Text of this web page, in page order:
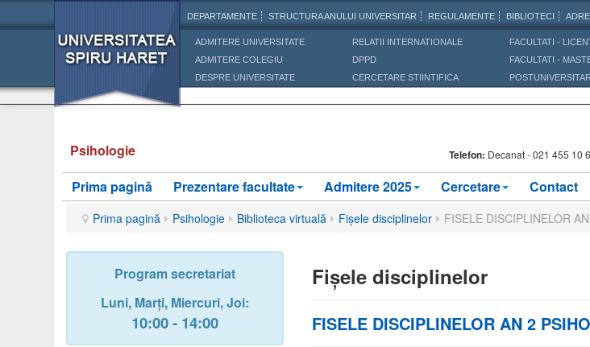
DEPARTAMENTE STRUCTURA ANULUI UNIVERSITAR REGULAMENTE BIBLIOTECI
ADMITERE UNIVERSITATE
ADMITERE COLEGIU
DESPRE UNIVERSITATE
RELATII INTERNATIONALE
DPPD
CERCETARE STIINTIFICA
FACULTATI -
FACULTATI -
Psihologie Telefon: Decanat -021 455 10
Prima pagină Prezentare facultate Admitere 2025 Cercetare Contact
Prima pagină Psihologie Biblioteca virtuală Fișele disciplinelor FISELE DISCIPLINELOR
Program secretariat
Luni, Marți, Miercuri, Joi:
10:00 - 14:00
Fișele disciplinelor
FISELE DISCIPLINELOR AN 2